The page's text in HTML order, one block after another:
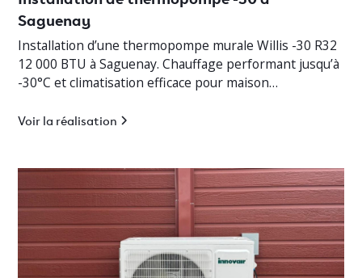
Saguenay
Installation d’une thermopompe murale Willis -30 R32
12 000 BTU à Saguenay. Chauffage performant jusqu’à
-30°C et climatisation efficace pour maison
Voir la réalisation